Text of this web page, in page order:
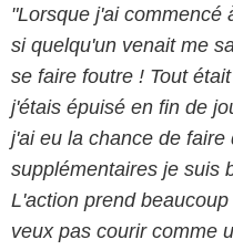
"Lorsque j'ai commencé
si quelqu'un venait me
se faire foutre ! Tout
j'étais épuisé en fin de
j'ai eu la chance de faire
supplémentaires je suis
L'action prend
veux pas courir comme